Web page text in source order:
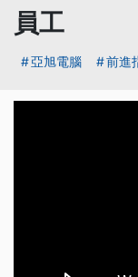
員工
亞旭電腦 前進